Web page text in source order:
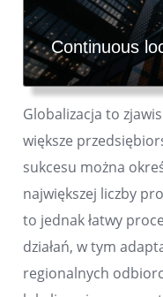
Continuous
Globalizacja to
większe
sukcesu można
największej liczby
to jednak łatwy
działań, w tym
regionalnych